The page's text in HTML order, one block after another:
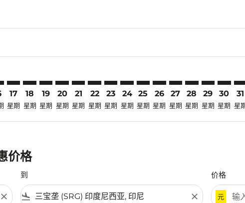
17
星期
18
星期
19
星期
20
星期
21
星期
SBW–SRG: cmp-view-offers-disclaimer. 寻
22
星期
SBW–SRG: cmp-view-offers-
23
星期
SBW–SRG: cmp-view-offers-
24
星期
SBW–SRG: cmp-view-offers-
25
星期
SBW–SRG: cmp-view-
26
星期
SBW–SRG: cmp-
27
星期
SBW–SRG:
28
星期
29
星期
30
星期
31
星
价格
到
flight_land close
价格
元